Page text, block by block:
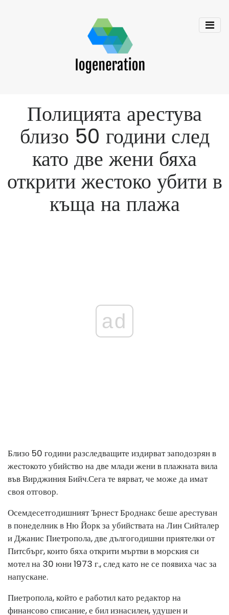
Полицията арестува
близо 50 години след
като две жени бяха
открити жестоко убити в
къща на плажа
ad
Близо 50 години разследващите издирват заподозрян в
жестокото убийство на две млади жени в плажната вила
във Вирджиния Бийч.Сега те вярват, че може да имат
своя отговор.
Осемдесетгодишният Ърнест Броднакс беше арестуван
в понеделник в Ню Йорк за убийствата на Лин Сийталер
и Джанис Пиетропола, две дългогодишни приятелки от
Питсбърг, които бяха открити мъртви в морския си
мотел на 30 юни 1973 г., след като не се появиха час за
напускане.
Пиетропола, който е работил като редактор на
финансово списание, е бил изнасилен, удушен и